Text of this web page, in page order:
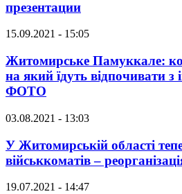
презентации
15.09.2021 - 15:05
Житомирське Памуккале:
на який їдуть відпочивати з
ФОТО
03.08.2021 - 13:03
У Житомирській області
військкоматів –
19.07.2021 - 14:47